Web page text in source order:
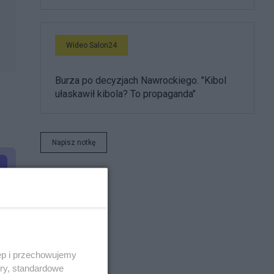
Wideo Salon24
Burza po decyzjach Nawrockiego. "Kibol
ułaskawił kibola? To propaganda"
Napisz notkę
i przechowujemy
standardowe